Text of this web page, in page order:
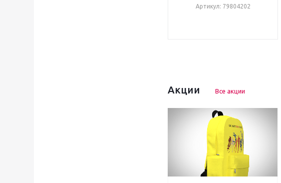
Артикул: 79804202
Акции Все акции